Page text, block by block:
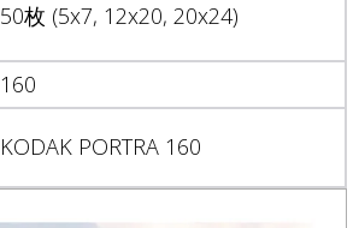
50枚 (5x7, 12x20, 20x24)
160
KODAK PORTRA 160